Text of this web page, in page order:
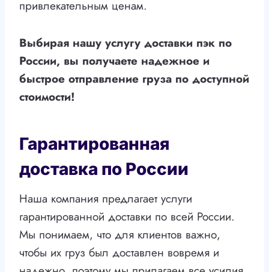
привлекательным ценам.
Выбирая нашу услугу доставки пэк по
России, вы получаете надежное и
быстрое отправление груза по доступной
стоимости!
Гарантированная
доставка по России
Наша компания предлагает услуги
гарантированной доставки по всей России.
Мы понимаем, что для клиентов важно,
чтобы их груз был доставлен вовремя и